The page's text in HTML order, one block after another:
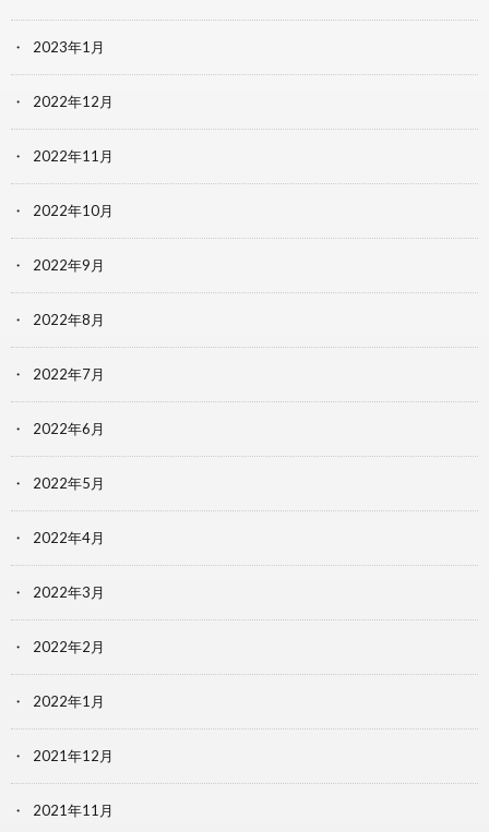
2023年1月
2022年12月
2022年11月
2022年10月
2022年9月
2022年8月
2022年7月
2022年6月
2022年5月
2022年4月
2022年3月
2022年2月
2022年1月
2021年12月
2021年11月